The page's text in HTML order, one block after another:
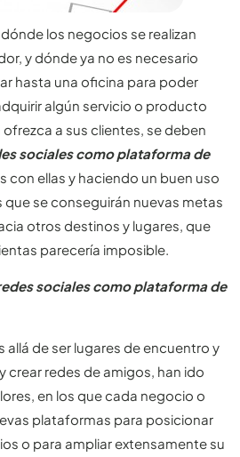
los negocios se realizan
y dónde ya no es necesario
hasta una oficina para poder
algún servicio o producto
a sus clientes, se deben
sociales como plataforma de
con ellas y haciendo un buen uso
que se conseguirán nuevas metas
otros destinos y lugares, que
parecería imposible.
sociales como plataforma de
allá de ser lugares de encuentro y
crear redes de amigos, han ido
en los que cada negocio o
plataformas para posicionar
o para ampliar extensamente su